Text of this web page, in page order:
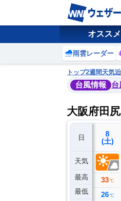
オススメ
雨雲レーダー
トップ2週間天気
台風情報 台
大阪府田
日
天気
最高
最低
7
(金)
33℃
26℃
8
(土)
33 ℃
26 ℃